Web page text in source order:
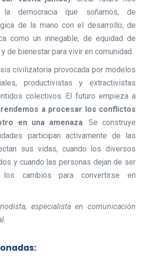
democracia que soñamos, de
de la mano con el desarrollo, de
como un innegable, de equidad de
de bienestar para vivir en comunidad.
civilizatoria provocada por modelos
productivistas y extractivistas
colectivos. El futuro empieza a
a procesar los conflictos
en una amenaza . Se construye
participan activamente de las
sus vidas, cuando los diversos
y cuando las personas dejan de ser
los cambios para convertirse en
especialista en comunicación